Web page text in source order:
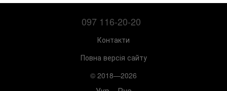
097 116-20-20
Контакти
Повна версія сайту
© 2018—2026